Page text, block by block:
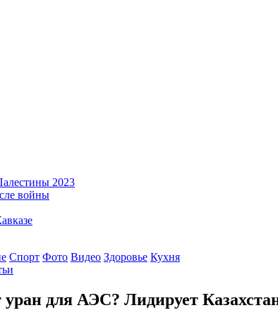
2023
войны
Спорт Фото Видео Здоровье Кухня
уран для АЭС? Лидирует